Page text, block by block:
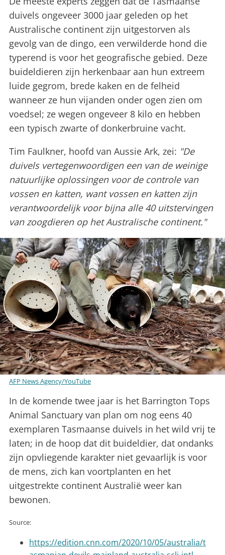
duivels ongeveer 3000 jaar geleden op het
Australische continent zijn uitgestorven als
gevolg van de dingo, een verwilderde hond die
typerend is voor het geografische gebied. Deze
buideldieren zijn herkenbaar aan hun extreem
luide gegrom, brede kaken en de felheid
wanneer ze hun vijanden onder ogen zien om
voedsel; ze wegen ongeveer 8 kilo en hebben
een typisch zwarte of donkerbruine vacht.
Tim Faulkner, hoofd van Aussie Ark, zei: "De
duivels vertegenwoordigen een van de weinige
natuurlijke oplossingen voor de controle van
vossen en katten, want vossen en katten zijn
verantwoordelijk voor bijna alle 40 uitstervingen
van zoogdieren op het Australische continent."
AFP News Agency/YouTube
In de komende twee jaar is het Barrington Tops
Animal Sanctuary van plan om nog eens 40
exemplaren Tasmaanse duivels in het wild vrij te
laten; in de hoop dat dit buideldier, dat ondanks
zijn opvliegende karakter niet gevaarlijk is voor
de mens, zich kan voortplanten en het
uitgestrekte continent Australië weer kan
bewonen.
Source:
https://edition.cnn.com/2020/10/05/australia/t